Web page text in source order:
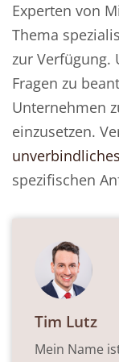
Experten von
Thema
zur Verfügung.
Fragen zu
Unternehmen
einzusetzen.
spezifischen
Tim Lutz
Mein Name